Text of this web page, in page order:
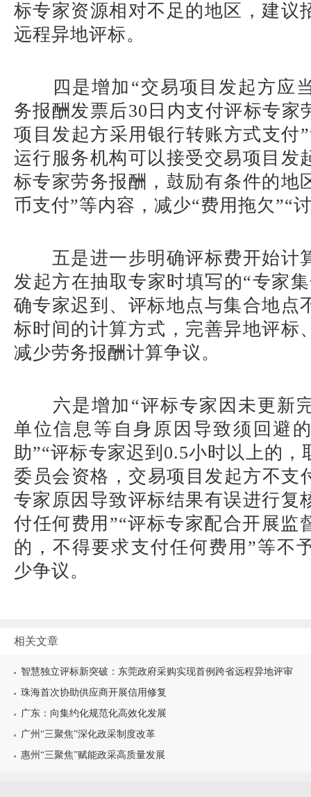
标专家资源相对不足的地区，建议
远程异地评标。
四是增加“交易项目发起方应
务报酬发票后30日内支付评标专家
项目发起方采用银行转账方式支付
运行服务机构可以接受交易项目发
标专家劳务报酬，鼓励有条件的地
币支付”等内容，减少“费用拖欠”“
五是进一步明确评标费开始计
发起方在抽取专家时填写的“专家
确专家迟到、评标地点与集合地点
标时间的计算方式，完善异地评标
减少劳务报酬计算争议。
六是增加“评标专家因未更新
单位信息等自身原因导致须回避
助”“评标专家迟到0.5小时以上的，
委员会资格，交易项目发起方不支
专家原因导致评标结果有误进行复
付任何费用”“评标专家配合开展监
的，不得要求支付任何费用”等不
少争议。
相关文章
智慧独立评标新突破：东莞政府采购实现首例跨省远程异地评审
珠海首次协助供应商开展信用修复
广东：向集约化规范化高效化发展
广州“三聚焦”深化政采制度改革
惠州“三聚焦”赋能政采高质量发展